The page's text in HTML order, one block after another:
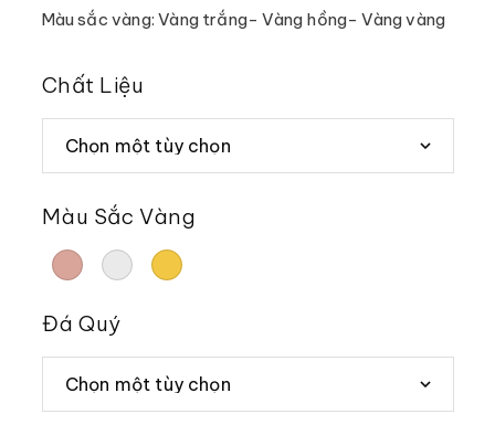
Màu sắc vàng: Vàng trắng- Vàng hồng- Vàng vàng
Chất Liệu
Màu Sắc Vàng
Đá Quý